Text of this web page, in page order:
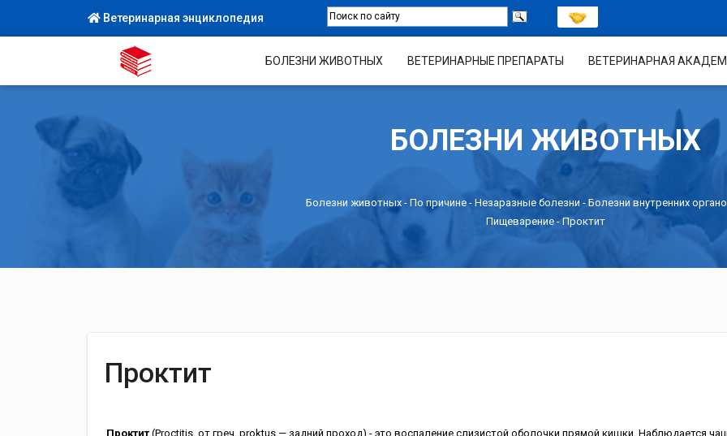
Ветеринарная энциклопедия
БОЛЕЗНИ ЖИВОТНЫХ ВЕТЕРИНАРНЫЕ ПРЕПАРАТЫ ВЕТЕРИНАРНАЯ
БОЛЕЗНИ ЖИВОТНЫХ
Болезни животных - По причине - Незаразные болезни - Болезни внутренних
Пищеварение- Проктит
Проктит
Проктит (Proctitis, от греч. proktus — задний проход) - это воспаление слизистой оболочки прямой кишки. Наблюдается